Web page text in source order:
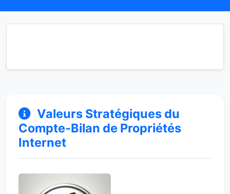
Valeurs Stratégiques du
Compte-Bilan de Propriétés
Internet